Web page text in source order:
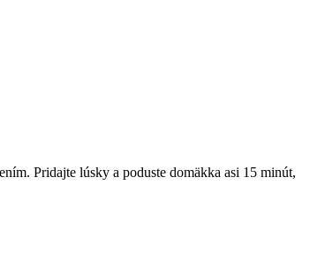
Pridajte lúsky a poduste domäkka asi 15 minút,